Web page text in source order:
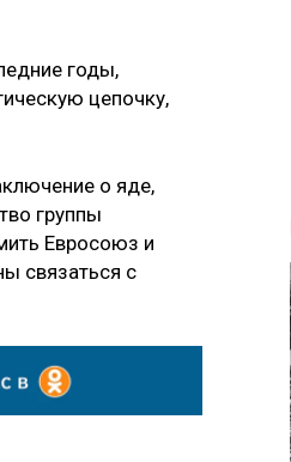
годы,
цепочку,
о яде,
группы
Евросоюз и
связаться с